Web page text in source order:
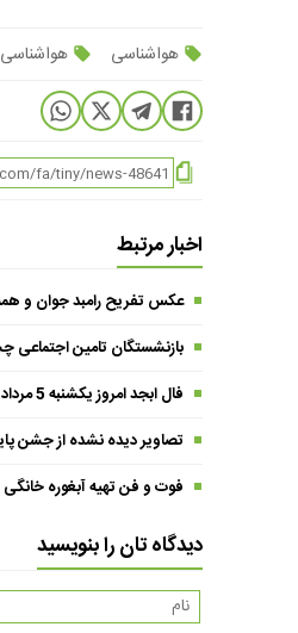
هواشناسی
اخبار مرتبط
عکس تفریح رامبد جوان و
بازنشستگان تامین اجتماعی چشم انتظار معوقات 4 میلیون تومانی |
فال ابجد امروز یکشنبه 5 مرداد 1404 | حروف ابجد از تغییرات مثبت خبر می‌دهند !
تصاویر دیده نشده از جشن
فوت و فن تهیه آبغوره
دیدگاه تان را بنویسید